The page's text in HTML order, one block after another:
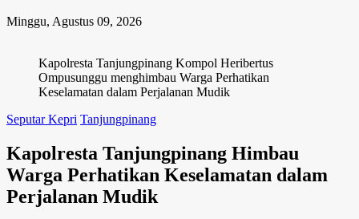
Minggu, Agustus 09, 2026
Kapolresta Tanjungpinang Kompol Heribertus
Ompusunggu menghimbau Warga Perhatikan
Keselamatan dalam Perjalanan Mudik
Seputar Kepri Tanjungpinang
Kapolresta Tanjungpinang Himbau
Warga Perhatikan Keselamatan dalam
Perjalanan Mudik